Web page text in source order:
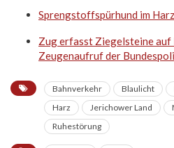
Sprengstoffspürhund im
Zug erfasst Ziegelsteine auf
Zeugenaufruf der
Bahnverkehr Blaulicht
Harz
Jerichower Land
Ruhestörung